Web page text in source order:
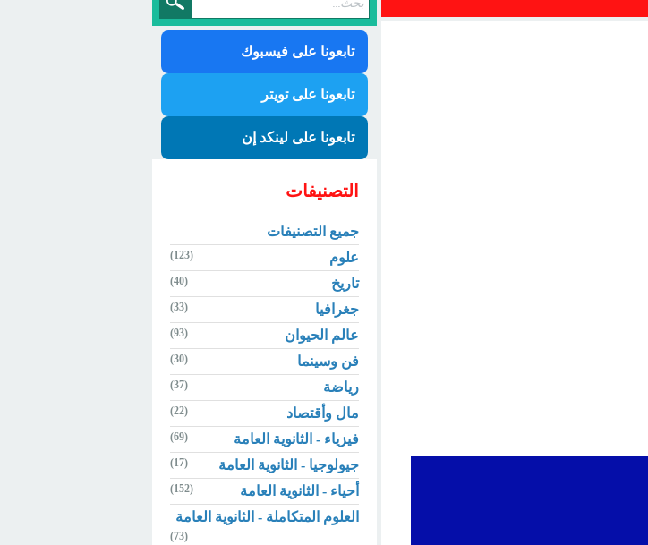
تابعونا على فيسبوك
تابعونا على تويتر
تابعونا على لينكد إن
التصنيفات
جميع التصنيفات
علوم
(123)
تاريخ (40)
جغرافيا (33)
عالم الحيوان (93)
فن وسينما (30)
رياضة (37)
مال وأقتصاد (22)
فيزياء - الثانوية العامة (69)
جيولوجيا - الثانوية العامة (17)
أحياء - الثانوية العامة (152)
العلوم المتكاملة - الثانوية العامة
(73)